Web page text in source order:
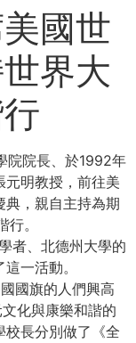
國世
界大
院院長、於1992年
明教授，前往美
典，親自主持為期
。
者、北德州大學的
一活動。
國旗的人們興高
化與康樂和諧的
長分別做了《全